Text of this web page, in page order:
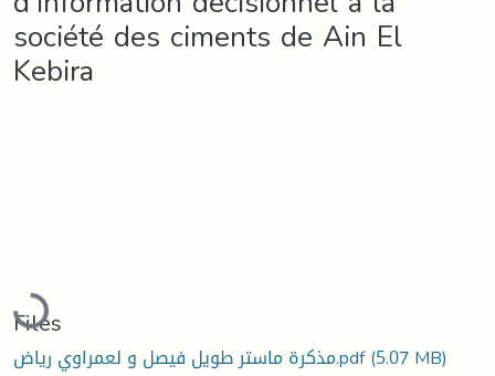
société des ciments de Ain El
Kebira
Loading...
Files
مذكرة ماستر طويل فيصل و لعمراوي رياض.pdf(5.07 MB)